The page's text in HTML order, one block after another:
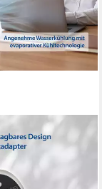
Fast Cooler
2-tlg., Luftkühler